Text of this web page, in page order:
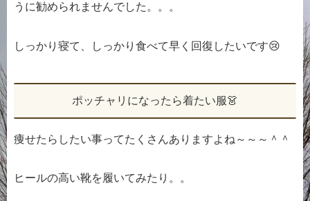
うに勧められませんでした。。。
しっかり寝て、しっかり食べて早く回復したいです😢
ポッチャリになったら着たい服👗
痩せたらしたい事ってたくさんありますよね～～～＾＾
ヒールの高い靴を履いてみたり。。